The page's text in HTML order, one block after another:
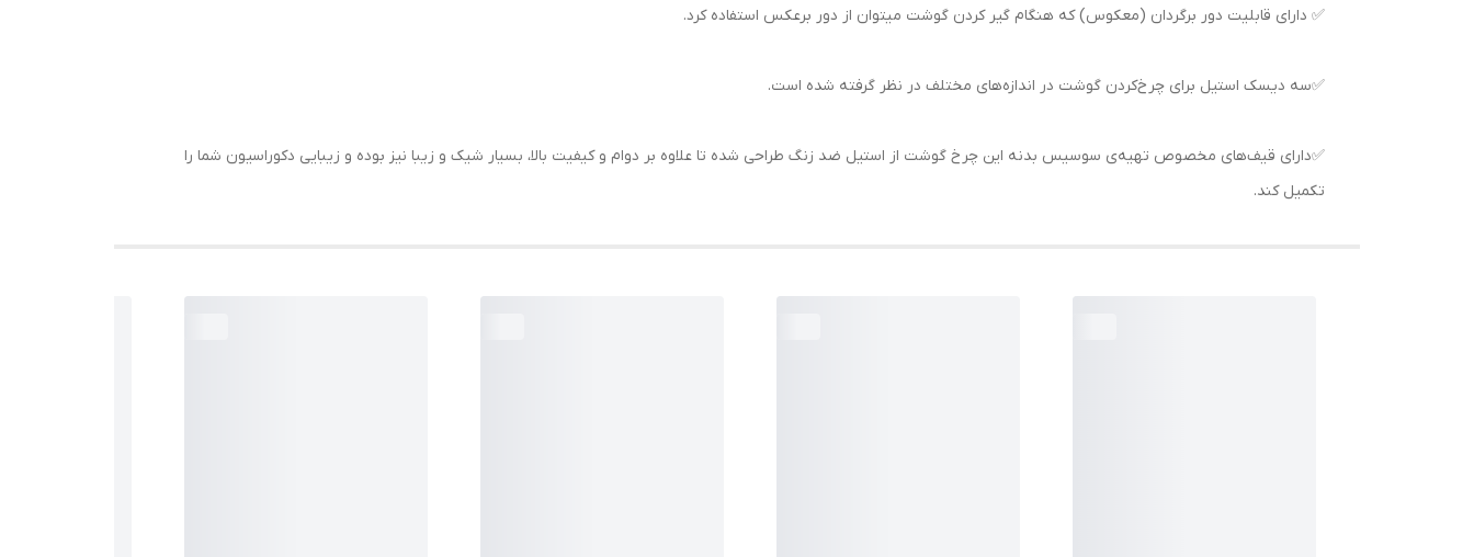
✅ دارای قابلیت دور برگردان (معکوس) که هنگام گیر کردن گوشت میتوان از دور برعکس استفاده کرد.
✅سه دیسک استیل برای چرخ‌کردن گوشت در اندازه‌های مختلف در نظر گرفته شده است.
✅دارای قیف‌های مخصوص تهیه‌ی سوسیس بدنه این چرخ گوشت از استیل ضد زنگ طراحی شده تا علاوه بر دوام و کیفیت بالا، بسیار شیک و زیبا نیز بوده و زیبایی دکوراسیون شما را
تکمیل کند.